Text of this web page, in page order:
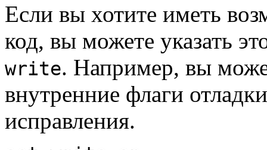
Если вы хотите иметь
код, вы можете указать
write. Например, вы
внутренние флаги
исправления.